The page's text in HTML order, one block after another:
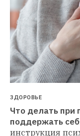
ЗДОРОВЬЕ
Что делать при
поддержать
инструкция